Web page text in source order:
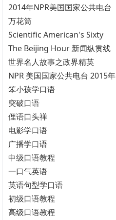
2014年NPR美国国家公共电台
万花筒
Scientific American's Sixty
The Beijing Hour 新闻纵贯线
世界名人故事之政界精英
NPR 美国国家公共电台 2015年
笨小孩学口语
突破口语
俚语口头禅
电影学口语
广播学口语
中级口语教程
一口气英语
英语句型学口语
初级口语教程
高级口语教程